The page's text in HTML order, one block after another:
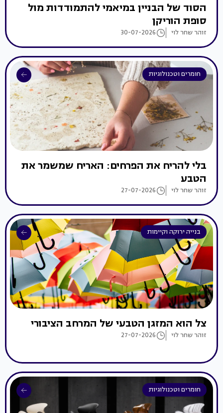
הסוד של הבניין במיאמי להתמודדות מול
סופת הוריקן
זוהר שחר לוי 30-07-2026
חומרים וטכנולוגיות
בלי להריח את הפרחים: האריח שמשמר את
הטבע
זוהר שחר לוי 27-07-2026
בנייה ירוקה וקיימות
צל הוא המזגן הטבעי של המרחב הציבורי
זוהר שחר לוי 27-07-2026
חומרים וטכנולוגיות